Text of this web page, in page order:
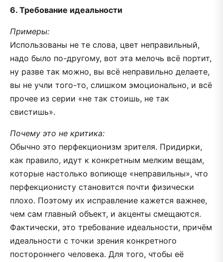
6. Требование идеальности
Примеры:
Использованы не те слова, цвет неправильный,
надо было по-другому, вот эта мелочь всё портит,
ну разве так можно, вы всё неправильно делаете,
вы не учли того-то, слишком эмоционально, и всё
прочее из серии «не так стоишь, не так
свистишь».
Почему это не критика:
Обычно это перфекционизм зрителя. Придирки,
как правило, идут к конкретным мелким вещам,
которые настолько вопиюще «неправильны», что
перфекционисту становится почти физически
плохо. Поэтому их исправление кажется важнее,
чем сам главный объект, и акценты смещаются.
Фактически, это требование идеальности, причём
идеальности с точки зрения конкретного
постороннего человека. Для того, чтобы её